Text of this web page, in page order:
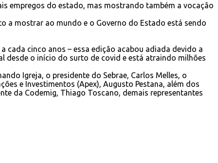
empregos do estado, mas mostrando também a vocação
a mostrar ao mundo e o Governo do Estado está sendo
cada cinco anos – essa edição acabou adiada devido a
desde o início do surto de covid e está atraindo milhões
Igreja, o presidente do Sebrae, Carlos Melles, o
e Investimentos (Apex), Augusto Pestana, além dos
da Codemig, Thiago Toscano, demais representantes